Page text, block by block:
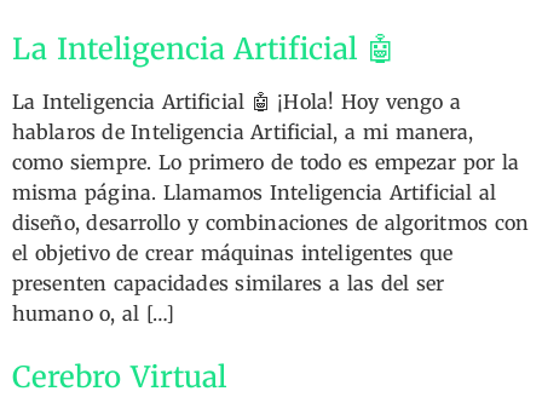
La Inteligencia Artificial 🤖
La Inteligencia Artificial 🤖 ¡Hola! Hoy vengo a
hablaros de Inteligencia Artificial, a mi manera,
como siempre. Lo primero de todo es empezar por la
misma página. Llamamos Inteligencia Artificial al
diseño, desarrollo y combinaciones de algoritmos con
el objetivo de crear máquinas inteligentes que
presenten capacidades similares a las del ser
humano o, al […]
Cerebro Virtual